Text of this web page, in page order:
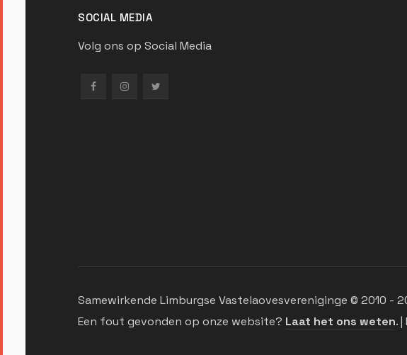
SOCIAL MEDIA
Volg ons op Social Media
Samewirkende Limburgse Vastelaovesvereniginge © 2010 -
Een fout gevonden op onze website? Laat het ons weten.